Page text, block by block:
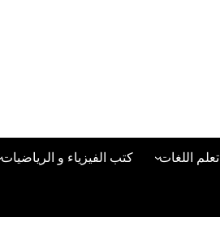
تعلم اللغات
تعلم اللغة التركية
كتب الفيزياء و الرياضيات
كتب لغات البرمجة